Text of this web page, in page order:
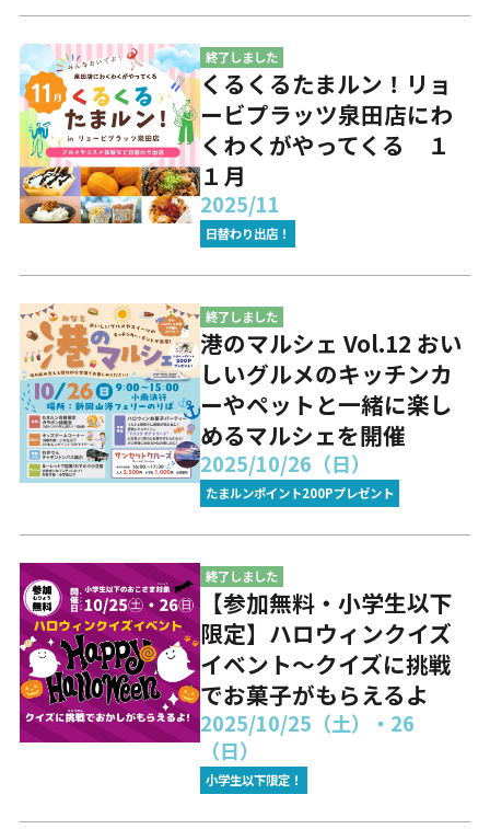
終了しました
くるくるたまルン！リョ
ービプラッツ泉田店にわ
くわくがやってくる １
１月
2025/11
日替わり出店！
終了しました
港のマルシェ Vol.12 おい
しいグルメのキッチンカ
ーやペットと一緒に楽し
めるマルシェを開催
2025/10/26（日）
たまルンポイント200Pプレゼント
終了しました
【参加無料・小学生以下
限定】ハロウィンクイズ
イベント～クイズに挑戦
でお菓子がもらえるよ
2025/10/25（土）・26
（日）
小学生以下限定！